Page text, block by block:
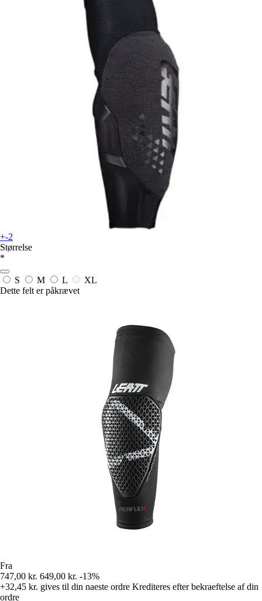
+-2
Størrelse
*
S M L
XL
Dette felt er påkrævet
Fra
747,00 kr. 649,00 kr. -13%
+32,45 kr. gives til din naeste ordre Krediteres efter bekraeftelse af din
ordre